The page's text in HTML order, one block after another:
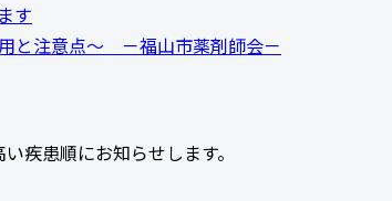
す
と注意点～ －福山市薬剤師会－
疾患順にお知らせします。